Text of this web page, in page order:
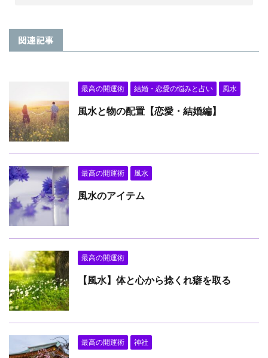
関連記事
最高の開運術 結婚・恋愛の悩みと占い 風水
風水と物の配置【恋愛・結婚編】
最高の開運術 風水
風水のアイテム
最高の開運術
【風水】体と心から捻くれ癖を取る
最高の開運術 神社